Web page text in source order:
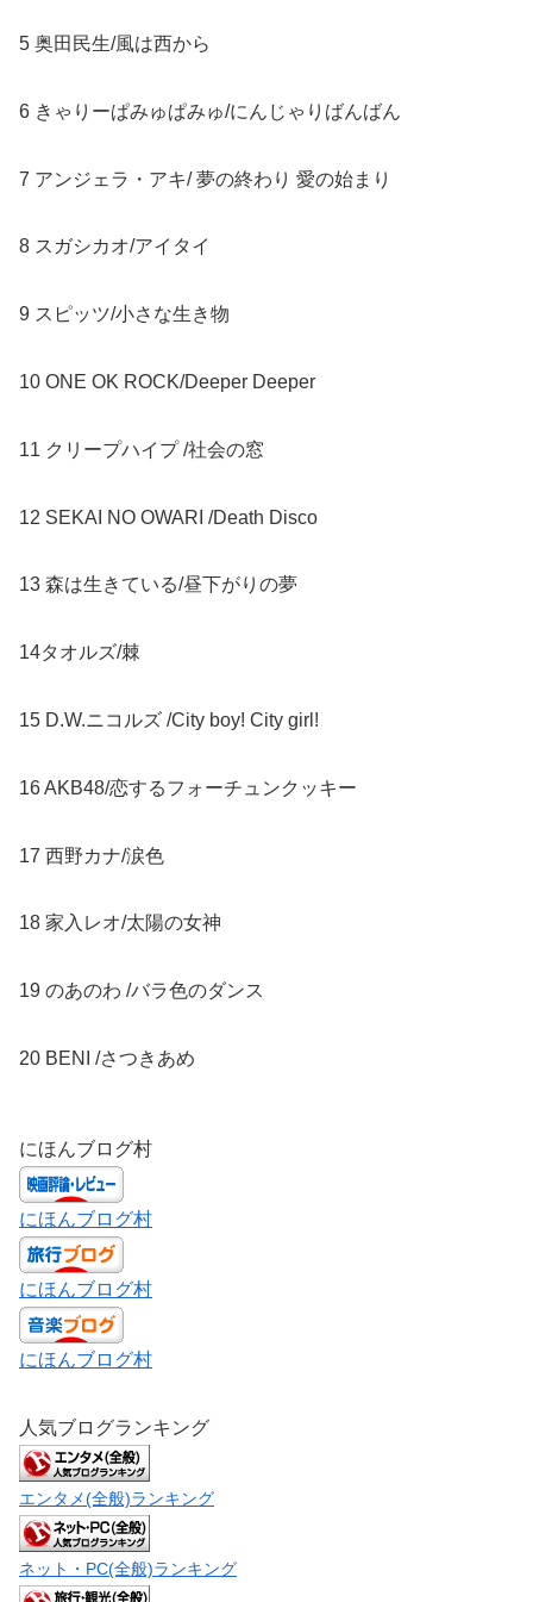
5 奥田民生/風は西から
6 きゃりーぱみゅぱみゅ/にんじゃりばんばん
7 アンジェラ・アキ/ 夢の終わり 愛の始まり
8 スガシカオ/アイタイ
9 スピッツ/小さな生き物
10 ONE OK ROCK/Deeper Deeper
11 クリープハイプ /社会の窓
12 SEKAI NO OWARI /Death Disco
13 森は生きている/昼下がりの夢
14タオルズ/棘
15 D.W.ニコルズ /City boy! City girl!
16 AKB48/恋するフォーチュンクッキー
17 西野カナ/涙色
18 家入レオ/太陽の女神
19 のあのわ /バラ色のダンス
20 BENI /さつきあめ
にほんブログ村
にほんブログ村
にほんブログ村
にほんブログ村
人気ブログランキング
エンタメ(全般)ランキング
ネット・PC(全般)ランキング